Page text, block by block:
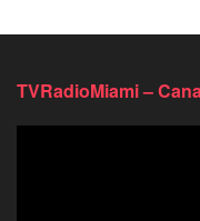
TVRadioMiami –